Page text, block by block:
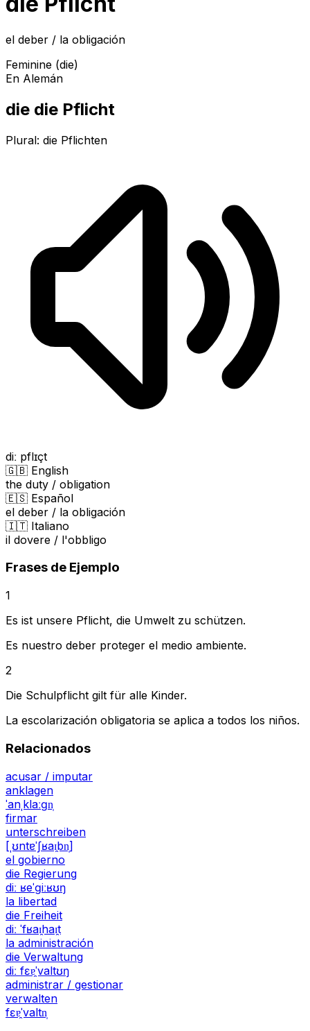
el deber / la obligación
Feminine (die)
En Alemán
die die Pflicht
Plural: die Pflichten
diː pflɪçt
🇬🇧 English
the duty / obligation
🇪🇸 Español
el deber / la obligación
🇮🇹 Italiano
il dovere / l'obbligo
Frases de Ejemplo
1
Es ist unsere Pflicht, die Umwelt zu schützen.
Es nuestro deber proteger el medio ambiente.
2
Die Schulpflicht gilt für alle Kinder.
La escolarización obligatoria se aplica a todos los niños.
Relacionados
acusar / imputar
anklagen
ˈanˌklaːɡn̩
firmar
unterschreiben
[ˌʊntɐˈʃʁaɪ̯bn̩]
el gobierno
die Regierung
diː ʁeˈɡiːʁʊŋ
la libertad
die Freiheit
diː ˈfʁaɪ̯haɪ̯t
la administración
die Verwaltung
diː fɛɐ̯ˈvaltʊŋ
administrar / gestionar
verwalten
fɛɐ̯ˈvaltn̩